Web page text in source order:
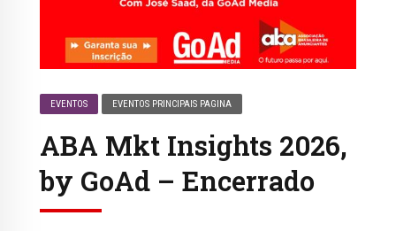
EVENTOS EVENTOS PRINCIPAIS PAGINA
ABA Mkt Insights 2026,
by GoAd – Encerrado